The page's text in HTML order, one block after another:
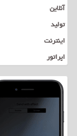
آنلاین
تولید
اینترنت
اپراتور